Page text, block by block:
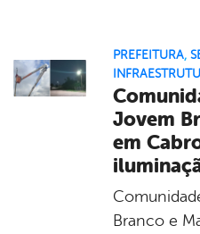
PREFEITURA,
Jovem
em
Branco e